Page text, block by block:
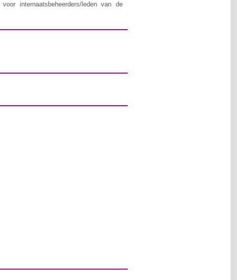
internaatsbeheerders/leden van de